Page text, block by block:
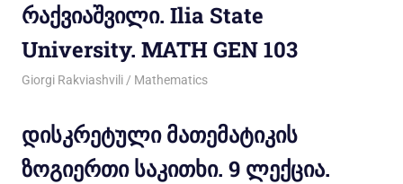
რაქვიაშვილი. Ilia State
University. MATH GEN 103
12/10/2012
Giorgi Rakviashvili Mathematics
დისკრეტული მათემატიკის
ზოგიერთი საკითხი. 9 ლექცია.